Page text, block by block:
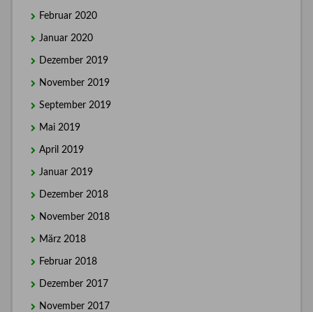
Februar 2020
Januar 2020
Dezember 2019
November 2019
September 2019
Mai 2019
April 2019
Januar 2019
Dezember 2018
November 2018
März 2018
Februar 2018
Dezember 2017
November 2017